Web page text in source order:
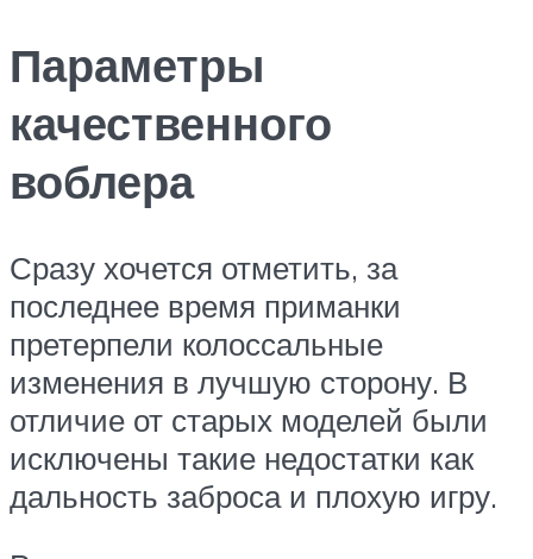
Параметры
качественного
воблера
Сразу хочется отметить, за
последнее время приманки
претерпели колоссальные
изменения в лучшую сторону. В
отличие от старых моделей были
исключены такие недостатки как
дальность заброса и плохую игру.